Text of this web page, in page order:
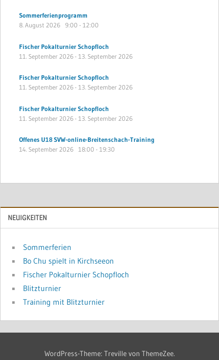
Sommerferienprogramm
8. August 2026 9:00 - 12:00
Fischer Pokalturnier Schopfloch
11. September 2026- 13. September 2026
Fischer Pokalturnier Schopfloch
11. September 2026- 13. September 2026
Fischer Pokalturnier Schopfloch
11. September 2026- 13. September 2026
Offenes U18 SVW-online-Breitenschach-Training
14. September 2026 18:00 - 19:30
NEUIGKEITEN
Sommerferien
Bo Chu spielt in Kirchseeon
Fischer Pokalturnier Schopfloch
Blitzturnier
Training mit Blitzturnier
WordPress-Theme: Treville von ThemeZee.